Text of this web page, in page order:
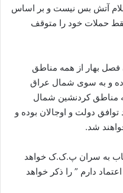
آتش بس نیست و بر اساس
حملات خود را متوقف
فصل بهار از همه مناطق
و به سوی شمال عراق
مناطق کردنشین شمال
دولت و اوجالان بوده و
شد.
به سران پ.ک.ک خواهد
دارم ” را ذکر خواهد